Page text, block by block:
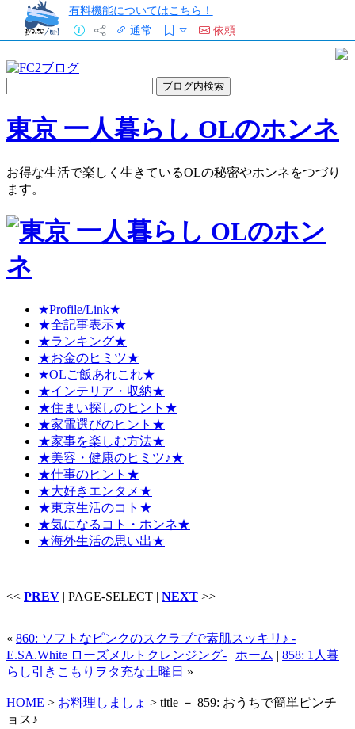
有料機能についてはこちら！
通常
依頼